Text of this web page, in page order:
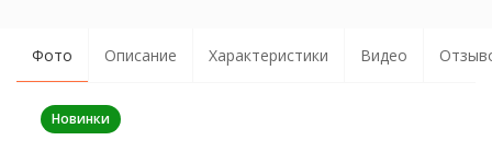
Фото Описание Характеристики Видео
Новинки